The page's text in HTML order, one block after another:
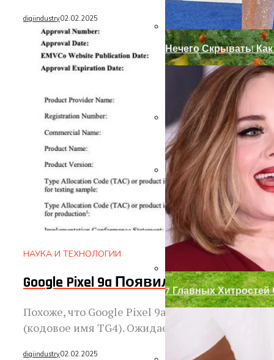
Замки С Ручкой Для
Декор Для Участка
Нечего Скрывать!
7 Главных
digiindustry02.02.2025
НАУКА И ТЕХНОЛОГИИ
Google Pixel 9a Появился В Базе
Похоже, что Google Pixel 9a становится более
(кодовое имя TG4). Ожидается, что Pixel...
digiindustry02.02.2025